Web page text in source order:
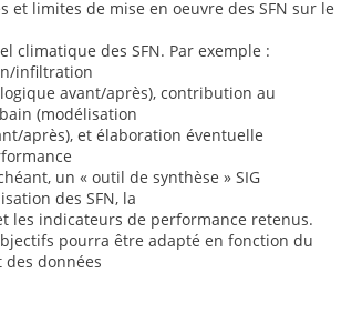
et limites de mise en oeuvre des SFN sur le
climatique des SFN. Par exemple :
infiltration
avant/après), contribution au
(modélisation
après), et élaboration éventuelle
un « outil de synthèse » SIG
des SFN, la
les indicateurs de performance retenus.
pourra être adapté en fonction du
données